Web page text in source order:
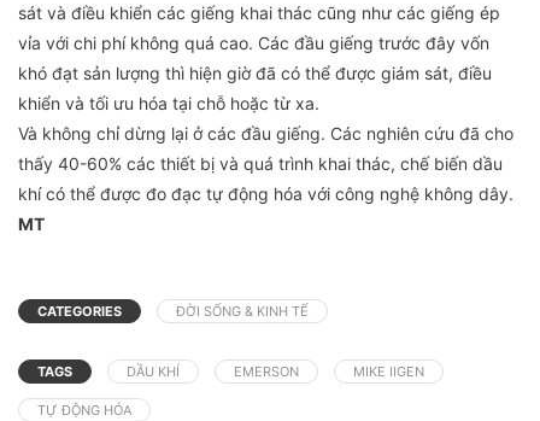
sát và điều khiển các giếng khai thác cũng như các giếng ép
vỉa với chi phí không quá cao. Các đầu giếng trước đây vốn
khó đạt sản lượng thì hiện giờ đã có thể được giám sát, điều
khiển và tối ưu hóa tại chỗ hoặc từ xa.
Và không chỉ dừng lại ở các đầu giếng. Các nghiên cứu đã cho
thấy 40-60% các thiết bị và quá trình khai thác, chế biến dầu
khí có thể được đo đạc tự động hóa với công nghệ không dây.
MT
CATEGORIES ĐỜI SỐNG & KINH TẾ
TAGS DẦU KHÍ EMERSON MIKE IIGEN
TỰ ĐỘNG HÓA